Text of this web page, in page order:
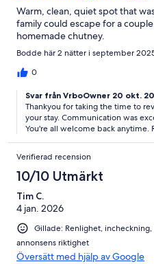
Warm, clean, quiet spot that
family could escape for a
homemade chutney.
Bodde här 2 nätter i september
0
Svar från VrboOwner 20 okt.
Thankyou for taking the time to
your stay. Communication was
You're all welcome back anytime.
Verifierad recension
10/10 Utmärkt
Tim C.
4 jan. 2026
Gillade: Renlighet,
annonsens riktighet
Översätt med hjälp av Google